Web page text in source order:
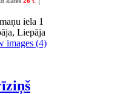
iela 1
Liepāja
images (4)